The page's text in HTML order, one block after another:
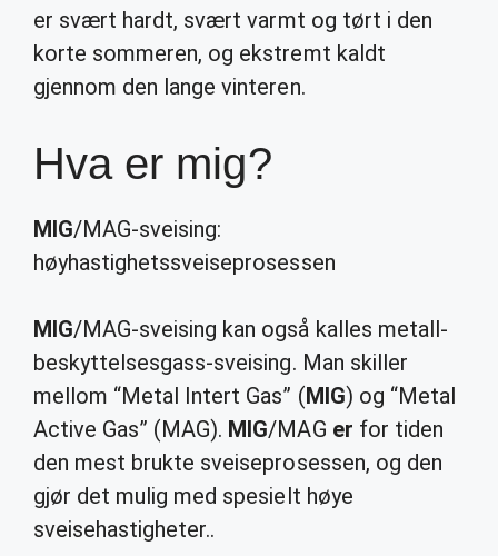
er svært hardt, svært varmt og tørt i den
korte sommeren, og ekstremt kaldt
gjennom den lange vinteren.
Hva er mig?
MIG/MAG-sveising:
høyhastighetssveiseprosessen
MIG/MAG-sveising kan også kalles metall-
beskyttelsesgass-sveising. Man skiller
mellom “Metal Intert Gas” (MIG) og “Metal
Active Gas” (MAG). MIG/MAG er for tiden
den mest brukte sveiseprosessen, og den
gjør det mulig med spesielt høye
sveisehastigheter..